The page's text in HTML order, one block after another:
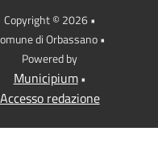
Copyright © 2026 •
di Orbassano •
Powered by
Municipium•
Accesso redazione